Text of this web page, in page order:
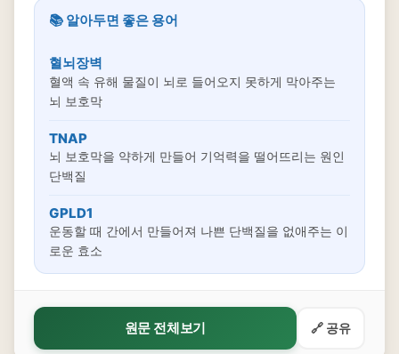
📚 알아두면 좋은 용어
혈뇌장벽
혈액 속 유해 물질이 뇌로 들어오지 못하게 막아주는
뇌 보호막
TNAP
뇌 보호막을 약하게 만들어 기억력을 떨어뜨리는 원인
단백질
GPLD1
운동할 때 간에서 만들어져 나쁜 단백질을 없애주는 이
로운 효소
원문 전체보기 🔗 공유